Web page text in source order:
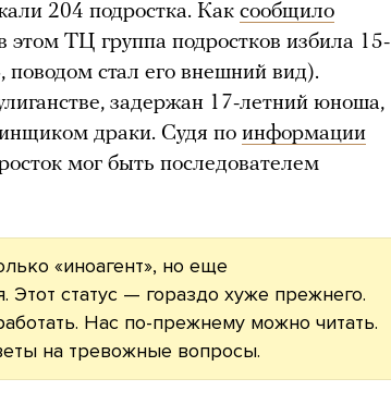
204 подростка. Как сообщило
этом ТЦ группа подростков избила 15-
поводом стал его внешний вид).
задержан 17-летний юноша,
драки. Судя по информации
мог быть последователем
«иноагент», но еще
Этот статус — гораздо хуже прежнего.
Нас по-прежнему можно читать.
на тревожные вопросы.